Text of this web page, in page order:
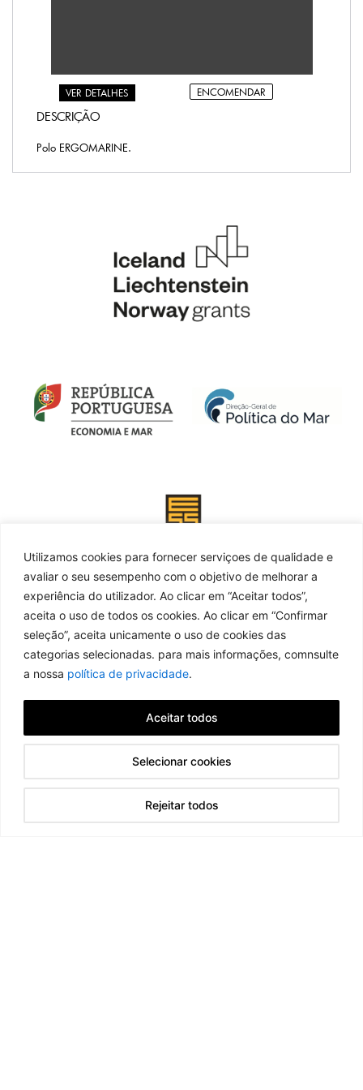
Utilizamos cookies para fornecer serviçoes de qualidade e
avaliar o seu sesempenho com o objetivo de melhorar a
experiência do utilizador. Ao clicar em “Aceitar todos”,
aceita o uso de todos os cookies. Ao clicar em “Confirmar
seleção”, aceita unicamente o uso de cookies das
categorias selecionadas. para mais informações, comnsulte
a nossa política de privacidade.
Selecionar cookies
Rejeitar todos
Aceitar todos
VER DETALHES ENCOMENDAR
DESCRIÇÃO
Polo ERGOMARINE.